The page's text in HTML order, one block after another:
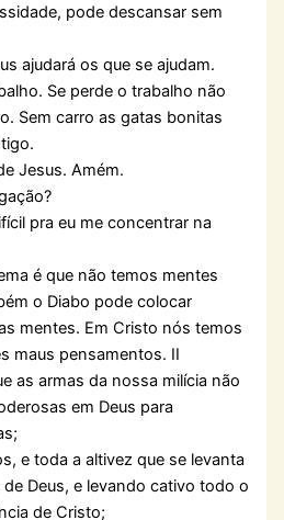
pode descansar sem
ajudará os que se ajudam.
Se perde o trabalho não
Sem carro as gatas bonitas
Jesus. Amém.
pra eu me concentrar na
é que não temos mentes
o Diabo pode colocar
mentes. Em Cristo nós temos
maus pensamentos. II
as armas da nossa milícia não
em Deus para
e toda a altivez que se levanta
Deus, e levando cativo todo o
de Cristo;